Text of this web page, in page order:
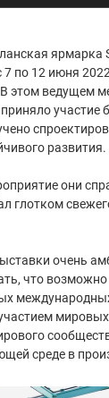
ярмарка
по 12 июня
В этом ведущем
участие
развития.
они
глотком
очень
что
среде в